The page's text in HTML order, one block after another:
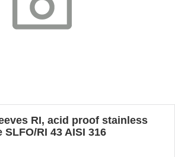
RI, acid proof stainless
RI 43 AISI 316